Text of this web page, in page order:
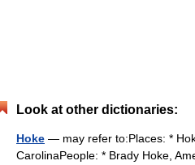
Look at other dictionaries:
Hoke — may refer to:Places: *
CarolinaPeople: * Brady Hoke,